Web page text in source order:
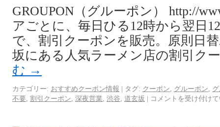
GROUPON（グルーポン） http://
アごとに、毎日ひる12時から翌日
で、割引クーポンを販売。原則日
坂にある人気ラーメン店の割引ク
む →
カテゴリー: おすすめクーポン情報 | タグ: クーポン グルーポン
不要 割引クーポン 深夜営業 渋谷 道玄坂 | コメントを受け付け